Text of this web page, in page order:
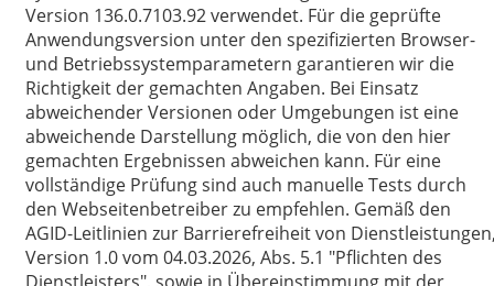
Version 136.0.7103.92 verwendet. Für die geprüfte
Anwendungsversion unter den spezifizierten Browser-
und Betriebssystemparametern garantieren wir die
Richtigkeit der gemachten Angaben. Bei Einsatz
abweichender Versionen oder Umgebungen ist eine
abweichende Darstellung möglich, die von den hier
gemachten Ergebnissen abweichen kann. Für eine
vollständige Prüfung sind auch manuelle Tests durch
den Webseitenbetreiber zu empfehlen. Gemäß den
AGID-Leitlinien zur Barrierefreiheit von
Version 1.0 vom 04.03.2026, Abs. 5.1 "Pflichten des